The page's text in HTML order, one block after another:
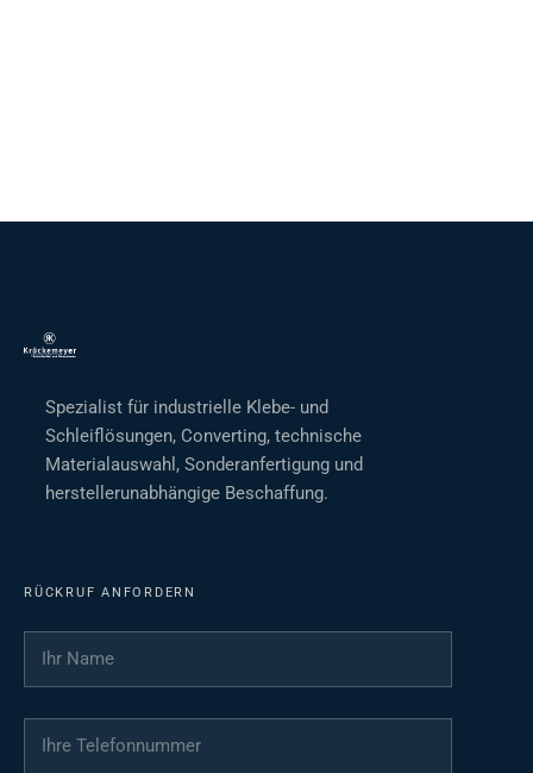
Spezialist für industrielle Klebe- und
Schleiflösungen, Converting, technische
Materialauswahl, Sonderanfertigung und
herstellerunabhängige Beschaffung.
RÜCKRUF ANFORDERN
Ihr Name
Ihre Telefonnummer